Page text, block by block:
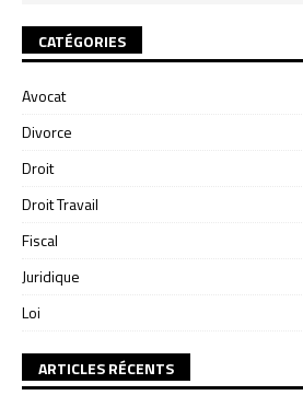
CATÉGORIES
Avocat
Divorce
Droit
Droit Travail
Fiscal
Juridique
Loi
ARTICLES RÉCENTS